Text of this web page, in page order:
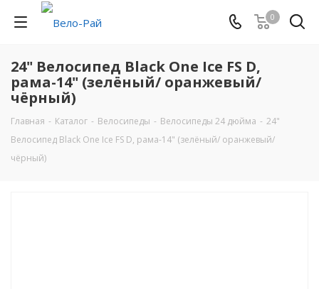
0
24" Велосипед Black One Ice FS D,
рама-14" (зелёный/ оранжевый/
чёрный)
Главная - Каталог - Велосипеды - Велосипеды 24 дюйма - 24"
Велосипед Black One Ice FS D, рама-14" (зелёный/ оранжевый/
чёрный)